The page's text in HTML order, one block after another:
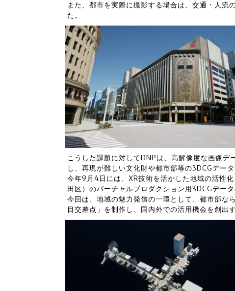
また、都市を実際に撮影する場合は、交通・人流
た。
こうした課題に対してDNPは、高解像度な画像
し、再現が難しい文化財や都市部等の3DCGデー
今年9月4日には、XR技術を活かした地域の活性
田区）のバーチャルプロダクション用3DCGデータ
今回は、地域の魅力発信の一環として、都市部な
目交差点」を制作し、国内外での活用機会を創出